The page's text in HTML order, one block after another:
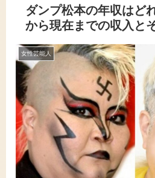
ダンプ松本の年収はど
から現在までの収入と
女性芸能人